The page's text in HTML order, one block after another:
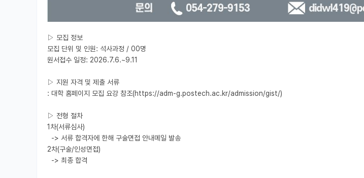
▷ 모집 정보
모집 단위 및 인원: 석사과정 / 00명
원서접수 일정: 2026.7.6.~9.11
▷ 지원 자격 및 제출 서류
: 대학 홈페이지 모집 요강 참조(https://adm-g.postech.ac.kr/admission/gist/)
▷ 전형 절차
1차(서류심사)
2차(구술/인성면접)